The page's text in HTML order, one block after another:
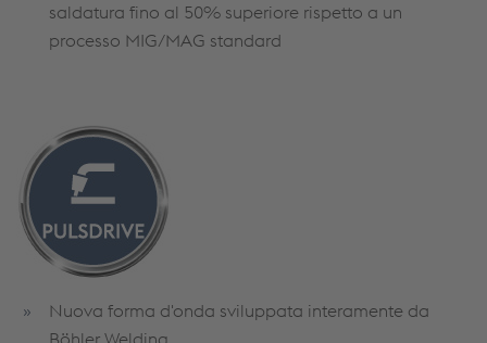
saldatura fino al 50% superiore rispetto a un
processo MIG/MAG standard
Nuova forma d'onda sviluppata interamente da
Böhler Welding